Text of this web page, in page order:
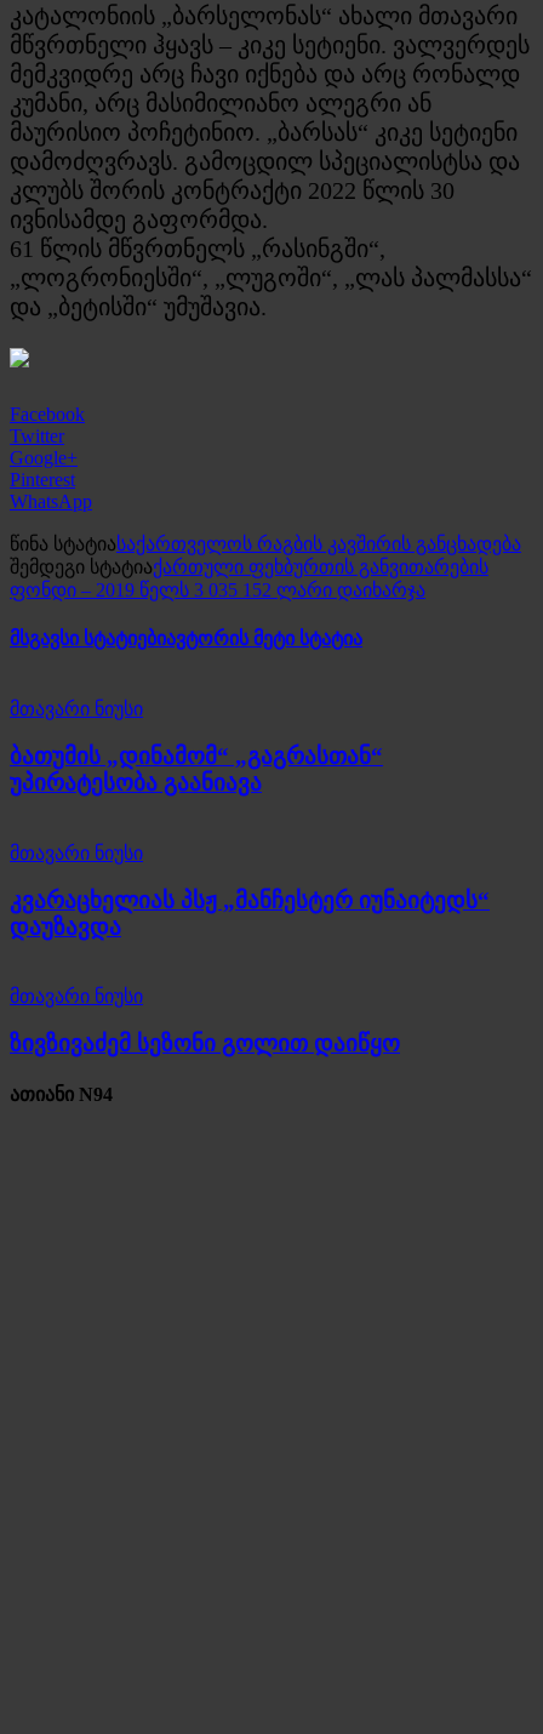
კატალონიის „ბარსელონას“ ახალი მთავარი
მწვრთნელი ჰყავს – კიკე სეტიენი. ვალვერდეს
მემკვიდრე არც ჩავი იქნება და არც რონალდ
კუმანი, არც მასიმილიანო ალეგრი ან
მაურისიო პოჩეტინიო. „ბარსას“ კიკე სეტიენი
დამოძღვრავს. გამოცდილ სპეციალისტსა და
კლუბს შორის კონტრაქტი 2022 წლის 30
ივნისამდე გაფორმდა.
61 წლის მწვრთნელს „რასინგში“,
„ლოგრონიესში“, „ლუგოში“, „ლას პალმასსა“
და „ბეტისში“ უმუშავია.
Facebook
Twitter
Google+
Pinterest
WhatsApp
წინა სტატიასაქართველოს რაგბის კავშირის განცხადება
შემდეგი სტატიაქართული ფეხბურთის განვითარების
ფონდი – 2019 წელს 3 035 152 ლარი დაიხარჯა
მსგავსი სტატიებიავტორის მეტი სტატია
მთავარი ნიუსი
ბათუმის „დინამომ“ „გაგრასთან“
უპირატესობა გაანიავა
მთავარი ნიუსი
კვარაცხელიას პსჟ „მანჩესტერ იუნაიტედს“
დაუზავდა
მთავარი ნიუსი
ზივზივაძემ სეზონი გოლით დაიწყო
ათიანი N94